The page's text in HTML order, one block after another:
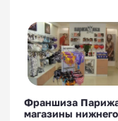
Франшиза
магазины